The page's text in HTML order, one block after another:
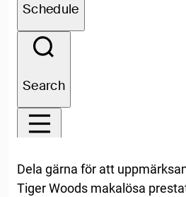
Dela gärna för att
Tiger Woods makalösa